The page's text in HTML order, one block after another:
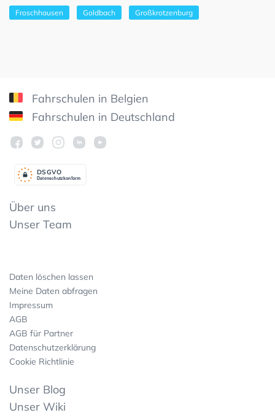
Froschhausen Goldbach Großkrotzenburg
Fahrschulen in Belgien
Fahrschulen in Deutschland
Datenschutzkonform
DSGVO
Über uns
Unser Team
Daten löschen lassen
Meine Daten abfragen
Impressum
AGB
AGB für Partner
Datenschutzerklärung
Cookie Richtlinie
Unser Blog
Unser Wiki